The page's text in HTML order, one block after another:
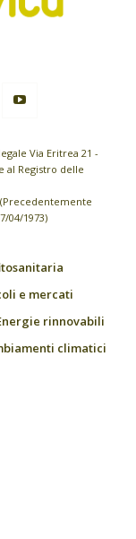
Via Eritrea 21 -
al Registro delle
04/1973)
e mercati
rinnovabili
climatici